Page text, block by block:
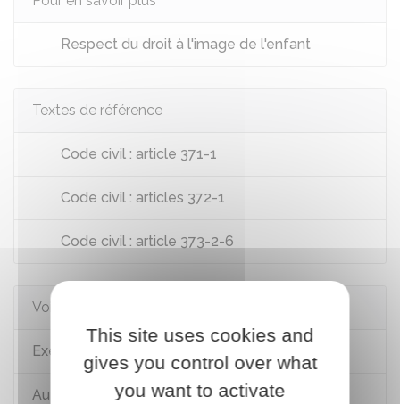
Respect du droit à l'image de l'enfant
Textes de référence
Code civil : article 371-1
Code civil : articles 372-1
Code civil : article 373-2-6
Voir aussi
Exercice de l'autorité parentale
Autorité parentale en cas de séparation des
This site uses cookies and
gives you control over what
you want to activate